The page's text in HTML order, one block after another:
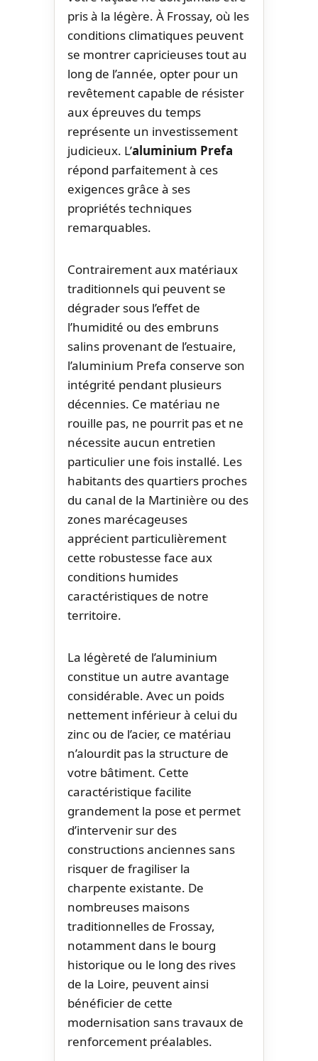
pris à la légère. À Frossay, où les
conditions climatiques peuvent
se montrer capricieuses tout au
long de l’année, opter pour un
revêtement capable de résister
aux épreuves du temps
représente un investissement
judicieux. L’aluminium Prefa
répond parfaitement à ces
exigences grâce à ses
propriétés techniques
remarquables.
Contrairement aux matériaux
traditionnels qui peuvent se
dégrader sous l’effet de
l’humidité ou des embruns
salins provenant de l’estuaire,
l’aluminium Prefa conserve son
intégrité pendant plusieurs
décennies. Ce matériau ne
rouille pas, ne pourrit pas et ne
nécessite aucun entretien
particulier une fois installé. Les
habitants des quartiers proches
du canal de la Martinière ou des
zones marécageuses
apprécient particulièrement
cette robustesse face aux
conditions humides
caractéristiques de notre
territoire.
La légèreté de l’aluminium
constitue un autre avantage
considérable. Avec un poids
nettement inférieur à celui du
zinc ou de l’acier, ce matériau
n’alourdit pas la structure de
votre bâtiment. Cette
caractéristique facilite
grandement la pose et permet
d’intervenir sur des
constructions anciennes sans
risquer de fragiliser la
charpente existante. De
nombreuses maisons
traditionnelles de Frossay,
notamment dans le bourg
historique ou le long des rives
de la Loire, peuvent ainsi
bénéficier de cette
modernisation sans travaux de
renforcement préalables.